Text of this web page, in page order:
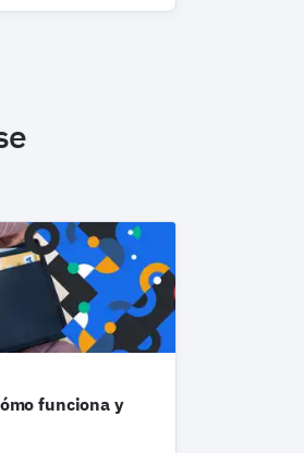
funciona y